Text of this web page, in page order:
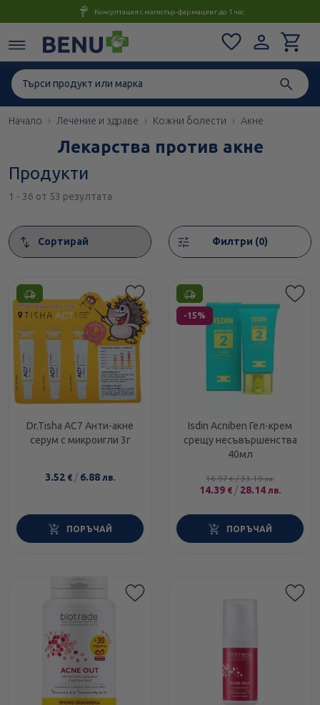
Консултация с магистър-фармацевт до 1 час
Начало Лечение и здраве Кожни болести Акне
Лекарства против акне
Продукти
1 - 36 от 53 резултата
Сортирай
Филтри (0)
Dr.Tisha AC7 Анти-акне
серум с микроигли 3г
3.52 € / 6.88 лв.
ПОРЪЧАЙ
Етикети
-15%
Isdin Acniben Гел-крем
срещу несъвършенства
40мл
16.97€ / 33.19лв.
14.39 € / 28.14 лв.
ПОРЪЧАЙ